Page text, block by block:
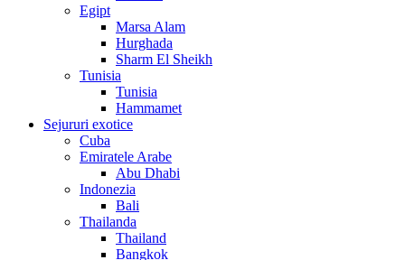
Egipt
Marsa Alam
Hurghada
Sharm El Sheikh
Tunisia
Tunisia
Hammamet
Sejururi exotice
Cuba
Emiratele Arabe
Abu Dhabi
Indonezia
Bali
Thailanda
Thailand
Bangkok